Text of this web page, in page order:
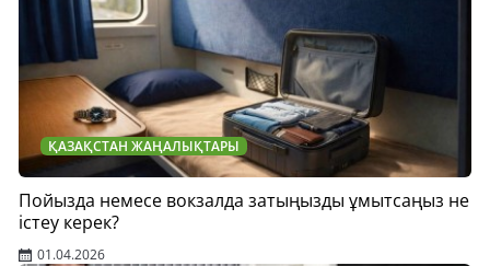
ҚАЗАҚСТАН ЖАҢАЛЫҚТАРЫ
Пойызда немесе вокзалда затыңызды ұмытсаңыз не
істеу керек?
01.04.2026